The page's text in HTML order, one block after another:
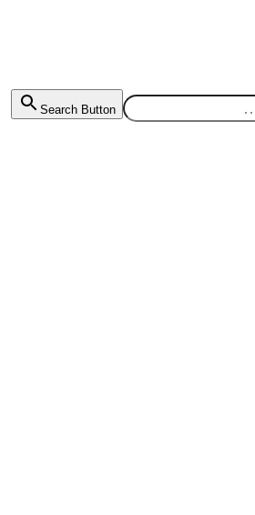
Search Button